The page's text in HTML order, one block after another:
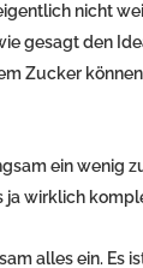
nicht
gesagt den
Zucker
ein wenig
ja wirklich
alles ein. Es